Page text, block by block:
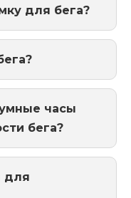
для бега?
часы
бега?
для